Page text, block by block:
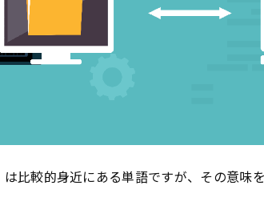
は比較的身近にある単語ですが、その意味